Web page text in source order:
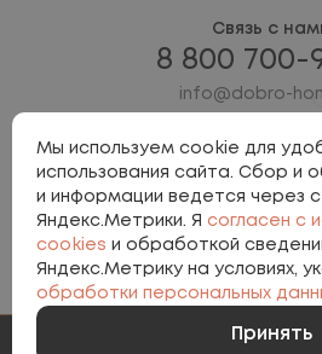
Связь с
8 800 700-
info@dobro-
Involta
Мы используем cookie для
использования сайта. Сбор и
и информации ведется через
Яндекс.Метрики. Я согласен с
cookies и обработкой
Яндекс.Метрику на условиях,
обработки персональных
Принять